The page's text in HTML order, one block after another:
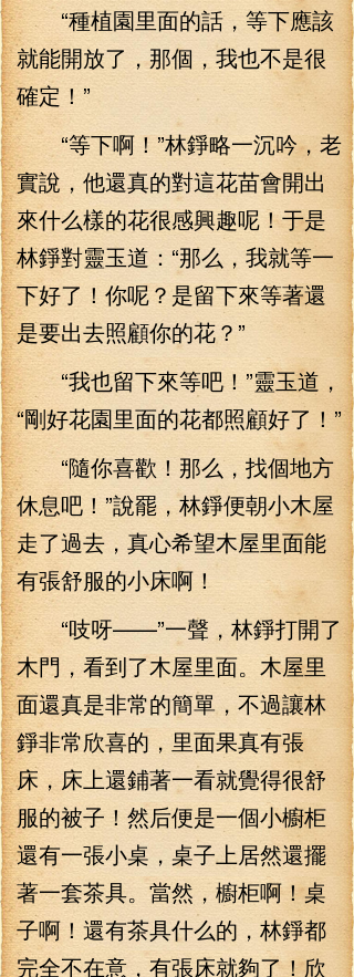
“種植園里面的話，等下應該
就能開放了，那個，我也不是很
確定！”
“等下啊！”林錚略一沉吟，老
實說，他還真的對這花苗會開出
來什么樣的花很感興趣呢！于是
林錚對靈玉道：“那么，我就等一
下好了！你呢？是留下來等著還
是要出去照顧你的花？”
“我也留下來等吧！”靈玉道，
“剛好花園里面的花都照顧好了！”
“隨你喜歡！那么，找個地方
休息吧！”說罷，林錚便朝小木屋
走了過去，真心希望木屋里面能
有張舒服的小床啊！
“吱呀——”一聲，林錚打開了
木門，看到了木屋里面。木屋里
面還真是非常的簡單，不過讓林
錚非常欣喜的，里面果真有張
床，床上還鋪著一看就覺得很舒
服的被子！然后便是一個小櫥柜
還有一張小桌，桌子上居然還擺
著一套茶具。當然，櫥柜啊！桌
子啊！還有茶具什么的，林錚都
完全不在意，有張床就夠了！欣